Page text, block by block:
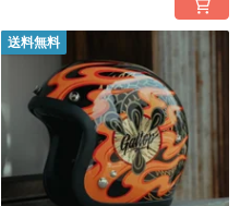
送料無料